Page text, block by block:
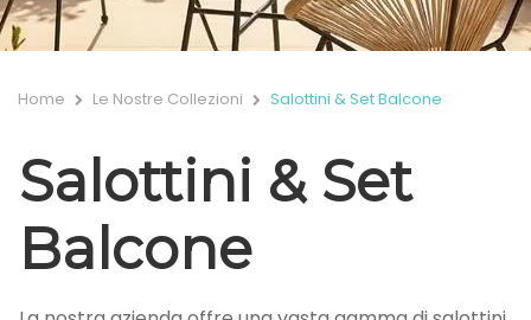
Home Le Nostre Collezioni Salottini & Set Balcone
Salottini & Set
Balcone